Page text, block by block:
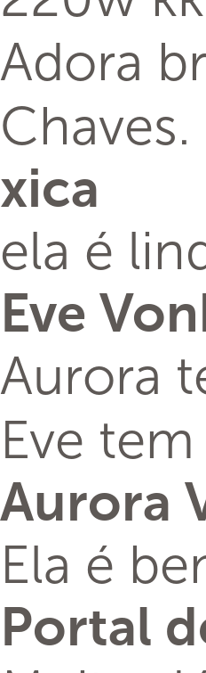
Adora
Chaves.
xica
ela é
Eve
Aurora
Eve
Aurora
Ela é
Portal